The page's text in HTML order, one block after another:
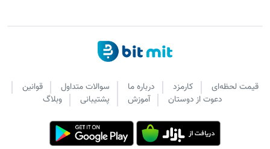
قیمت لحظه‌ای کارمزد درباره ما سوالات متداول
قوانین
دعوت از دوستان
آموزش پشتیبانی وبلاگ